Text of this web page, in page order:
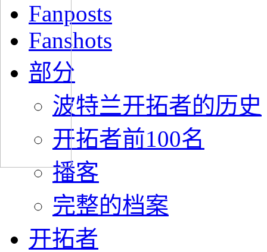
Fanposts
Fanshots
部分
波特兰开拓者的历史
开拓者前100名
播客
完整的档案
开拓者